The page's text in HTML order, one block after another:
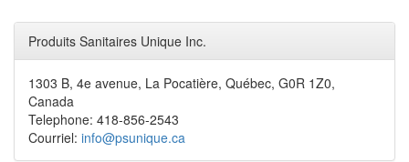
Produits Sanitaires Unique Inc.
1303 B, 4e avenue, La Pocatière, Québec, G0R 1Z0,
Canada
Telephone: 418-856-2543
Courriel: info@psunique.ca